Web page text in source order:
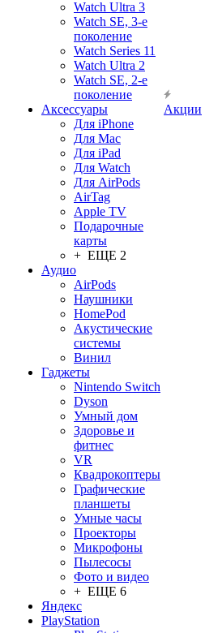
Watch Ultra 3
Watch SE, 3-е
поколение
Watch Series 11
Watch Ultra 2
Watch SE, 2-е
поколение
Аксессуары
Для iPhone
Для Mac
Для iPad
Для Watch
Для AirPods
AirTag
Apple TV
Подарочные
карты
+ ЕЩЕ 2
Аудио
AirPods
Наушники
HomePod
Акустические
системы
Винил
Гаджеты
Nintendo Switch
Dyson
Умный дом
Здоровье и
фитнес
VR
Квадрокоптеры
Графические
планшеты
Умные часы
Проекторы
Микрофоны
Пылесосы
Фото и видео
+ ЕЩЕ 6
Яндекс
PlayStation
Акции